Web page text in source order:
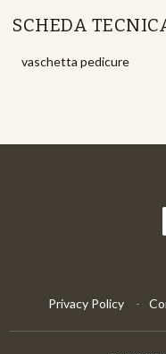
SCHEDA
vaschetta pedicure
Privacy Policy